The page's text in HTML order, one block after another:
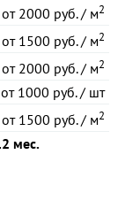
от2000 руб. / м2
от1500 руб. / м2
от2000 руб. / м2
от1000 руб. / шт
от1500 руб. / м2
мес.